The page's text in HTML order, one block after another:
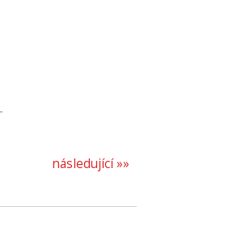
následující »»